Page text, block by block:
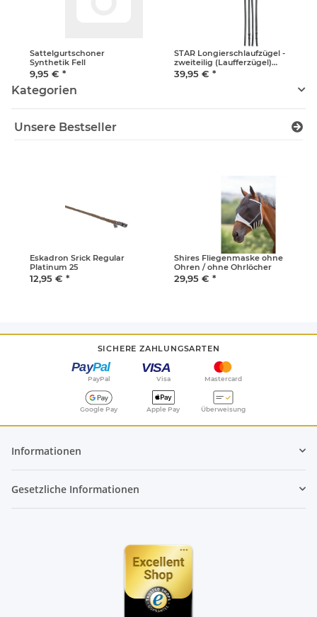
Sattelgurtschoner
Synthetik Fell
9,95 € *
STAR Longierschlaufzügel -
zweiteilig (Laufferzügel)
Warmblut
39,95 € *
Kategorien
Unsere Bestseller
Eskadron Srick Regular
Platinum 25
12,95 € *
Shires Fliegenmaske ohne
Ohren / ohne Ohrlöcher
29,95 € *
SICHERE ZAHLUNGSARTEN
PayPal Visa Mastercard
Google Pay Apple Pay Überweisung
Informationen
Gesetzliche Informationen